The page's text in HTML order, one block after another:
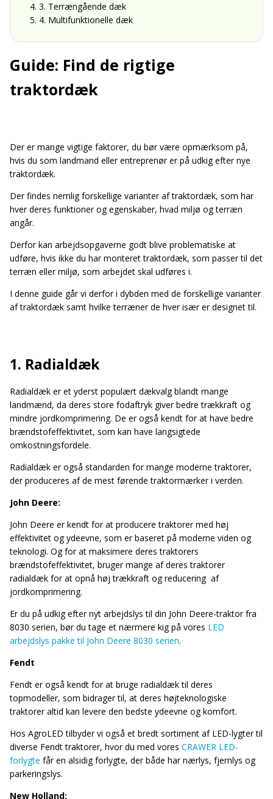
4. 3. Terrængående dæk
5. 4. Multifunktionelle dæk
Guide: Find de rigtige
traktordæk
Der er mange vigtige faktorer, du bør være opmærksom på,
hvis du som landmand eller entreprenør er på udkig efter nye
traktordæk.
Der findes nemlig forskellige varianter af traktordæk, som har
hver deres funktioner og egenskaber, hvad miljø og terræn
angår.
Derfor kan arbejdsopgaverne godt blive problematiske at
udføre, hvis ikke du har monteret traktordæk, som passer til det
terræn eller miljø, som arbejdet skal udføres i.
I denne guide går vi derfor i dybden med de forskellige varianter
af traktordæk samt hvilke terræner de hver især er designet til.
1. Radialdæk
Radialdæk er et yderst populært dækvalg blandt mange
landmænd, da deres store fodaftryk giver bedre trækkraft og
mindre jordkomprimering. De er også kendt for at have bedre
brændstofeffektivitet, som kan have langsigtede
omkostningsfordele.
Radialdæk er også standarden for mange moderne traktorer,
der produceres af de mest førende traktormærker i verden.
John Deere:
John Deere er kendt for at producere traktorer med høj
effektivitet og ydeevne, som er baseret på moderne viden og
teknologi. Og for at maksimere deres traktorers
brændstofeffektivitet, bruger mange af deres traktorer
radialdæk for at opnå høj trækkraft og reducering af
jordkomprimering.
Er du på udkig efter nyt arbejdslys til din John Deere-traktor fra
8030 serien, bør du tage et nærmere kig på vores LED
arbejdslys pakke til John Deere 8030 serien.
Fendt
Fendt er også kendt for at bruge radialdæk til deres
topmodeller, som bidrager til, at deres højteknologiske
traktorer altid kan levere den bedste ydeevne og komfort.
Hos AgroLED tilbyder vi også et bredt sortiment af LED-lygter til
diverse Fendt traktorer, hvor du med vores CRAWER LED-
forlygte får en alsidig forlygte, der både har nærlys, fjernlys og
parkeringslys.
New Holland: